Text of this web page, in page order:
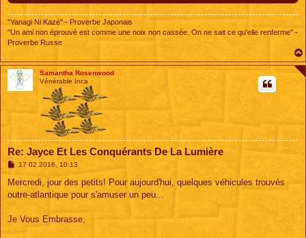
"Yanagi Ni Kazé" - Proverbe Japonais
"Un ami non éprouvé est comme une noix non cassée. On ne sait ce qu'elle renferme" -
Proverbe Russe
Samantha Rosenwood
Vénérable Inca
Re: Jayce Et Les Conquérants De La Lumière
M
s
a
17 02 2016, 10:13
Mercredi, jour des petits! Pour aujourd'hui, quelques véhicules trouvés
outre-atlantique pour s'amuser un peu...
Je Vous Embrasse,